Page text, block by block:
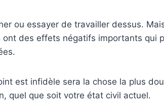
ou essayer de travailler dessus.
ont des effets négatifs importants qui
est infidèle sera la chose la plus
quel que soit votre état civil actuel.